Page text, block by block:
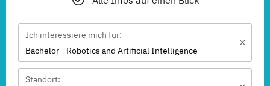
Ich interessiere mich für:
Bachelor - Robotics and Artificial Intelligence
Standort: